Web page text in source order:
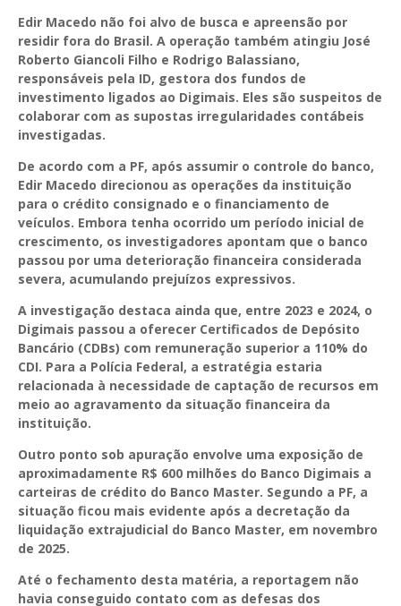
Edir Macedo não foi alvo de busca e apreensão por
residir fora do Brasil. A operação também atingiu José
Roberto Giancoli Filho e Rodrigo Balassiano,
responsáveis pela ID, gestora dos fundos de
investimento ligados ao Digimais. Eles são suspeitos de
colaborar com as supostas irregularidades contábeis
investigadas.
De acordo com a PF, após assumir o controle do banco,
Edir Macedo direcionou as operações da instituição
para o crédito consignado e o financiamento de
veículos. Embora tenha ocorrido um período inicial de
crescimento, os investigadores apontam que o banco
passou por uma deterioração financeira considerada
severa, acumulando prejuízos expressivos.
A investigação destaca ainda que, entre 2023 e 2024, o
Digimais passou a oferecer Certificados de Depósito
Bancário (CDBs) com remuneração superior a 110% do
CDI. Para a Polícia Federal, a estratégia estaria
relacionada à necessidade de captação de recursos em
meio ao agravamento da situação financeira da
instituição.
Outro ponto sob apuração envolve uma exposição de
aproximadamente R$ 600 milhões do Banco Digimais a
carteiras de crédito do Banco Master. Segundo a PF, a
situação ficou mais evidente após a decretação da
liquidação extrajudicial do Banco Master, em novembro
de 2025.
Até o fechamento desta matéria, a reportagem não
havia conseguido contato com as defesas dos